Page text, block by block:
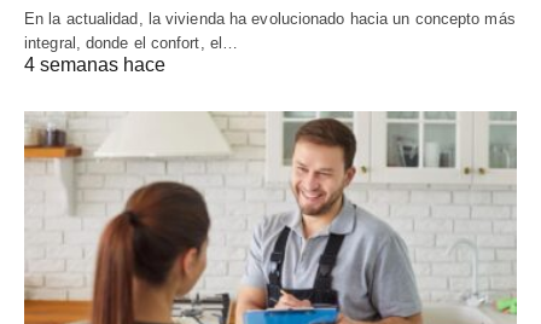
En la actualidad, la vivienda ha evolucionado hacia un concepto más
integral, donde el confort, el…
4 semanas hace